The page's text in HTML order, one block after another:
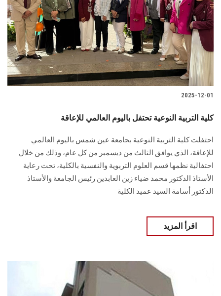
2025-12-01
كلية التربية النوعية تحتفل باليوم العالمي للإعاقة
احتفلت كلية التربية النوعية بجامعة عين شمس باليوم العالمي
للإعاقة، الذي يوافق الثالث من ديسمبر من كل عام، وذلك من خلال
احتفالية نظمها قسم العلوم التربوية والنفسية بالكلية، تحت رعاية
الأستاذ الدكتور محمد ضياء زين العابدين رئيس الجامعة والأستاذ
الدكتور أسامة السيد عميد الكلية
اقرأ المزيد